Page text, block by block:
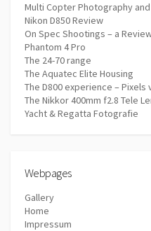
Multi Copter Photography
Nikon D850 Review
On Spec Shootings – a
Phantom 4 Pro
The 24-70 range
The Aquatec Elite Housing
The D800 experience –
The Nikkor 400mm f2.8 Tele
Yacht & Regatta Fotografie
Webpages
Gallery
Home
Impressum